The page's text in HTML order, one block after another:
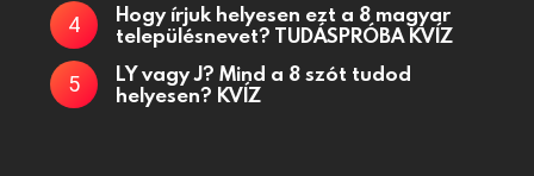
Hogy írjuk helyesen ezt a 8 magyar
településnevet? TUDÁSPRÓBA KVÍZ
LY vagy J? Mind a 8 szót tudod
helyesen? KVÍZ